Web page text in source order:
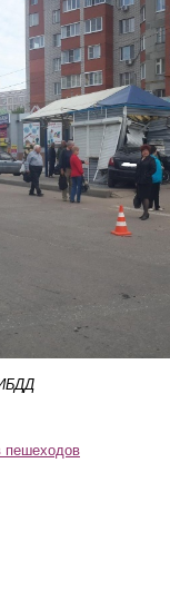
пешеходов